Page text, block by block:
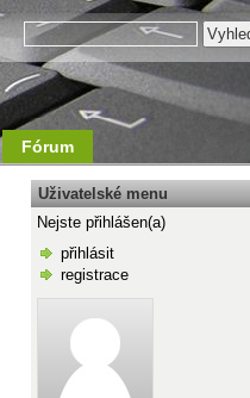
Fórum
Uživatelské menu
Nejste přihlášen(a)
přihlásit
registrace